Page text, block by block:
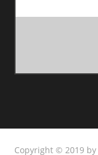
Copyright © 2019 by